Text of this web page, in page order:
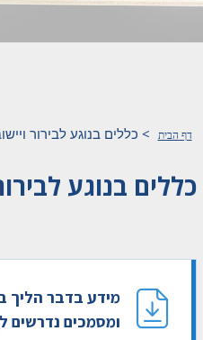
דף הבית > כללים בנוגע לבירור
כללים בנוגע
מידע בדבר הליך
ומסמכים נדרשים